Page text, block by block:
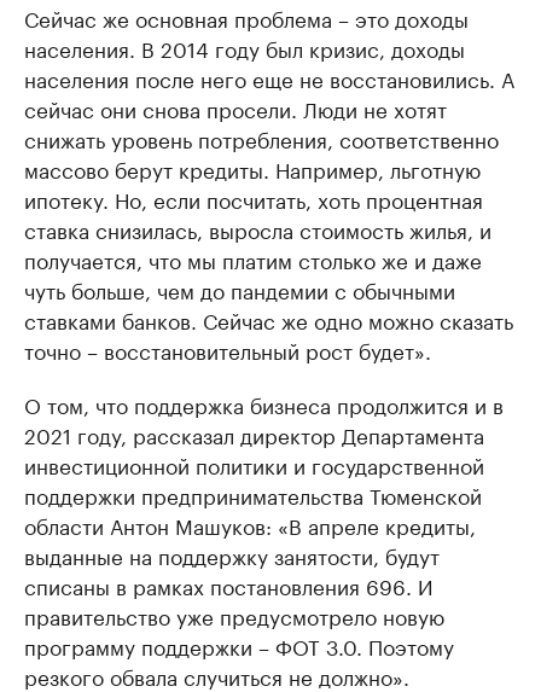
Сейчас же основная проблема – это доходы
населения. В 2014 году был кризис, доходы
населения после него еще не восстановились. А
сейчас они снова просели. Люди не хотят
снижать уровень потребления, соответственно
массово берут кредиты. Например, льготную
ипотеку. Но, если посчитать, хоть процентная
ставка снизилась, выросла стоимость жилья, и
получается, что мы платим столько же и даже
чуть больше, чем до пандемии с обычными
ставками банков. Сейчас же одно можно сказать
точно – восстановительный рост будет».
О том, что поддержка бизнеса продолжится и в
2021 году, рассказал директор Департамента
инвестиционной политики и государственной
поддержки предпринимательства Тюменской
области Антон Машуков: «В апреле кредиты,
выданные на поддержку занятости, будут
списаны в рамках постановления 696. И
правительство уже предусмотрело новую
программу поддержки – ФОТ 3.0. Поэтому
резкого обвала случиться не должно».